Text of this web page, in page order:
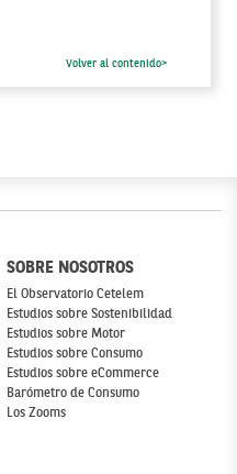
Volver al contenido>
SOBRE NOSOTROS
El Observatorio Cetelem
Estudios sobre Sostenibilidad
Estudios sobre Motor
Estudios sobre Consumo
Estudios sobre eCommerce
Barómetro de Consumo
Los Zooms